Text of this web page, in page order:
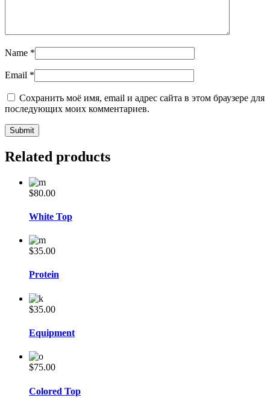
Name *
Email *
Сохранить моё имя, email и адрес сайта в этом браузере для
последующих моих комментариев.
Related products
$80.00
White Top
$35.00
Protein
$35.00
Equipment
$75.00
Colored Top